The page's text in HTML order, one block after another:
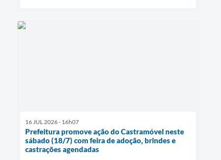
16 JUL 2026 - 16h07
Prefeitura promove ação do Castramóvel neste
sábado (18/7) com feira de adoção, brindes e
castrações agendadas